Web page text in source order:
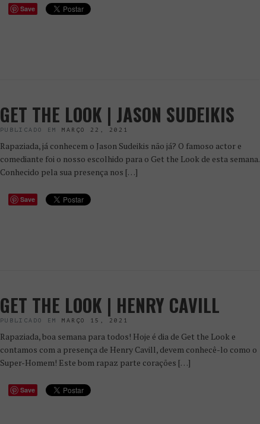
Save
GET THE LOOK | JASON SUDEIKIS
PUBLICADO EM MARÇO 22, 2021
Rapaziada, já conhecem o Jason Sudeikis não já? O famoso actor e
comediante foi o nosso escolhido para o Get the Look de esta semana.
Conhecido pela sua presença nos […]
Save
GET THE LOOK | HENRY CAVILL
PUBLICADO EM MARÇO 15, 2021
Rapaziada, boa semana para todos! Hoje é dia de Get the Look e
contamos com a presença de Henry Cavill, devem conhecê-lo como o
Super-Homem! Este bom rapaz parte corações […]
Save